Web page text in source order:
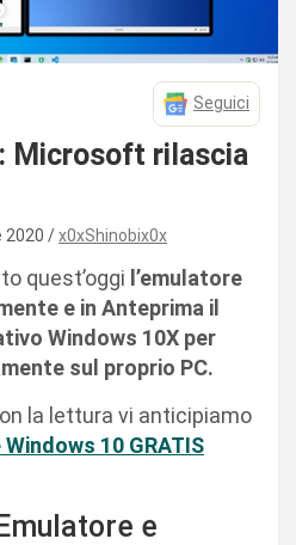
Seguici
Microsoft rilascia
2020 x0xShinobix0x
quest’oggi l’emulatore
e in Anteprima il
Windows 10X per
sul proprio PC.
la lettura vi anticipiamo
10 GRATIS
e